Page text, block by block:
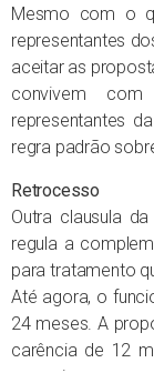
Mesmo com o
representantes
aceitar as
convivem
representantes
regra padrão
Retrocesso
Outra clausula
regula a
para tratamento
Até agora, o
24 meses. A
carência de 12